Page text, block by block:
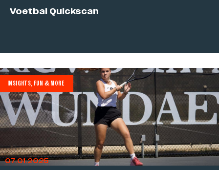
Voetbal Quickscan
INSIGHTS, FUN & MORE
07.01.2025